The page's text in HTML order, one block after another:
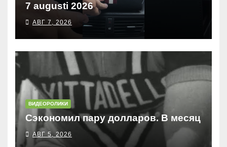
7 augusti 2026
АВГ 7, 2026
ВИДЕОРОЛИКИ
Сэкономил пару долларов. В месяц
АВГ 5, 2026